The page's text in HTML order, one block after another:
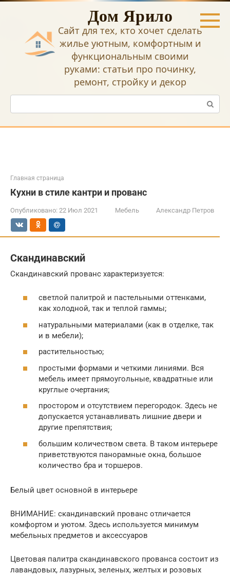
Перейти
Дом Ярило
Сайт для тех, кто хочет сделать
жилье уютным, комфортным и
функциональным своими
руками: статьи про починку,
ремонт, стройку и декор
Поиск:
Главная страница
Кухни в стиле кантри и прованс
Опубликовано: 22 Июл 2021 Мебель Александр Петров
Скандинавский
Скандинавский прованс характеризуется:
светлой палитрой и пастельными оттенками,
как холодной, так и теплой гаммы;
натуральными материалами (как в отделке, так
и в мебели);
растительностью;
простыми формами и четкими линиями. Вся
мебель имеет прямоугольные, квадратные или
круглые очертания;
простором и отсутствием перегородок. Здесь не
допускается устанавливать лишние двери и
другие препятствия;
большим количеством света. В таком интерьере
приветствуются панорамные окна, большое
количество бра и торшеров.
Белый цвет основной в интерьере
ВНИМАНИЕ: скандинавский прованс отличается
комфортом и уютом. Здесь используется минимум
мебельных предметов и аксессуаров
Цветовая палитра скандинавского прованса состоит из
лавандовых, лазурных, зеленых, желтых и розовых